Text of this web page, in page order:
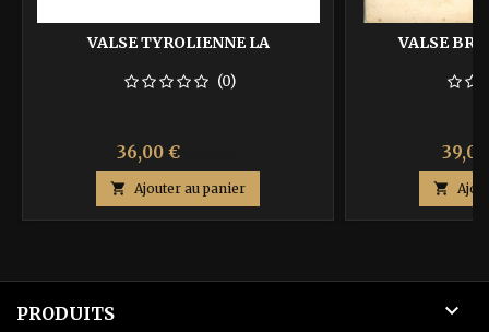
VALSE TYROLIENNE LA
(0)
Prix
36,00 €
base
 Ajouter au panier
VALSE
Prix

PRODUITS 